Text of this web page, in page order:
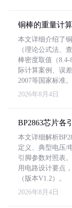
铜棒的重量计
本文详细介绍了
（理论公式法、
棒密度取值（8.4-
际计算案例、误
2007等国家标准。
2026年8月4日
BP2863芯片各
本文详细解析
定义、典型电压/
引脚参数对照表
用电路设计要点
（版本V1.2）。
2026年8月4日